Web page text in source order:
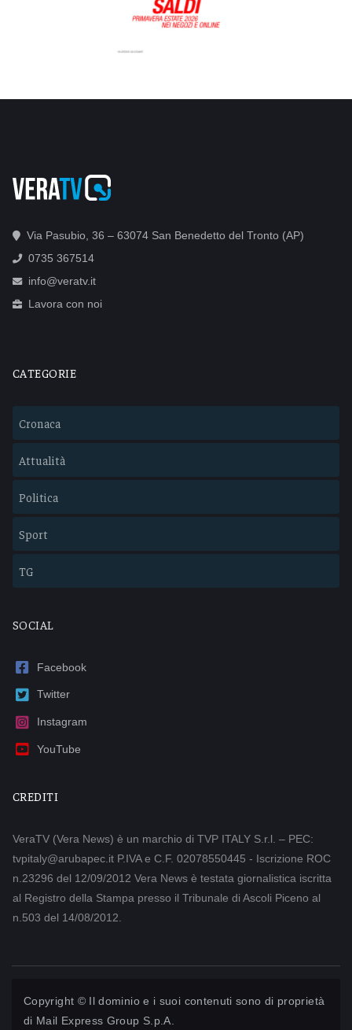
Via Pasubio, 36 – 63074 San Benedetto del Tronto (AP)
0735 367514
info@veratv.it
Lavora con noi
CATEGORIE
Cronaca
Attualità
Politica
Sport
TG
SOCIAL
Facebook
Twitter
Instagram
YouTube
CREDITI
VeraTV (Vera News) è un marchio di TVP ITALY S.r.l. – PEC:
tvpitaly@arubapec.it P.IVA e C.F. 02078550445 - Iscrizione ROC
n.23296 del 12/09/2012 Vera News è testata giornalistica iscritta
al Registro della Stampa presso il Tribunale di Ascoli Piceno al
n.503 del 14/08/2012.
Copyright © Il dominio e i suoi contenuti sono di proprietà
di Mail Express Group S.p.A.